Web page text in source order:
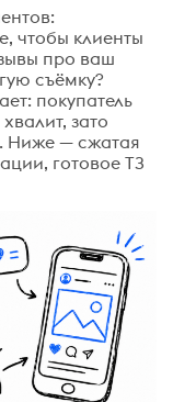
чтобы клиенты
про ваш
съёмку?
покупатель
зато
Ниже — сжатая
готовое ТЗ